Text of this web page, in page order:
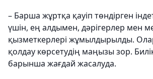
– Барша жұртқа қауіп төндірген
үшін, ең алдымен, дәрігерлер мен
қызметкерлері жұмылдырылды.
қолдау көрсетудің маңызы зор.
барынша жағдай жасалуда.